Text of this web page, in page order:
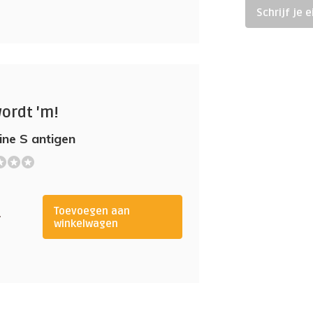
'm!
S antigen
Toevoegen aan
winkelwagen
Schrijf je